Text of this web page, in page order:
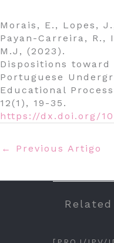
Morais, E., Lopes,
Payan-Carreira, R.,
M.J, (2023).
Dispositions
Portuguese
Educational
12(1), 19-35.
https://dx.doi.org/
← Previous Artigo